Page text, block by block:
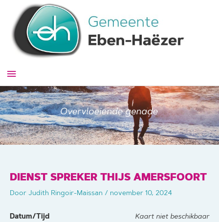
inhoud
Hoofdmenu
DIENST SPREKER THIJS AMERSFOORT
Door Judith Ringoir-Maissan / november 10, 2024
Kaart niet beschikbaar
Datum/Tijd